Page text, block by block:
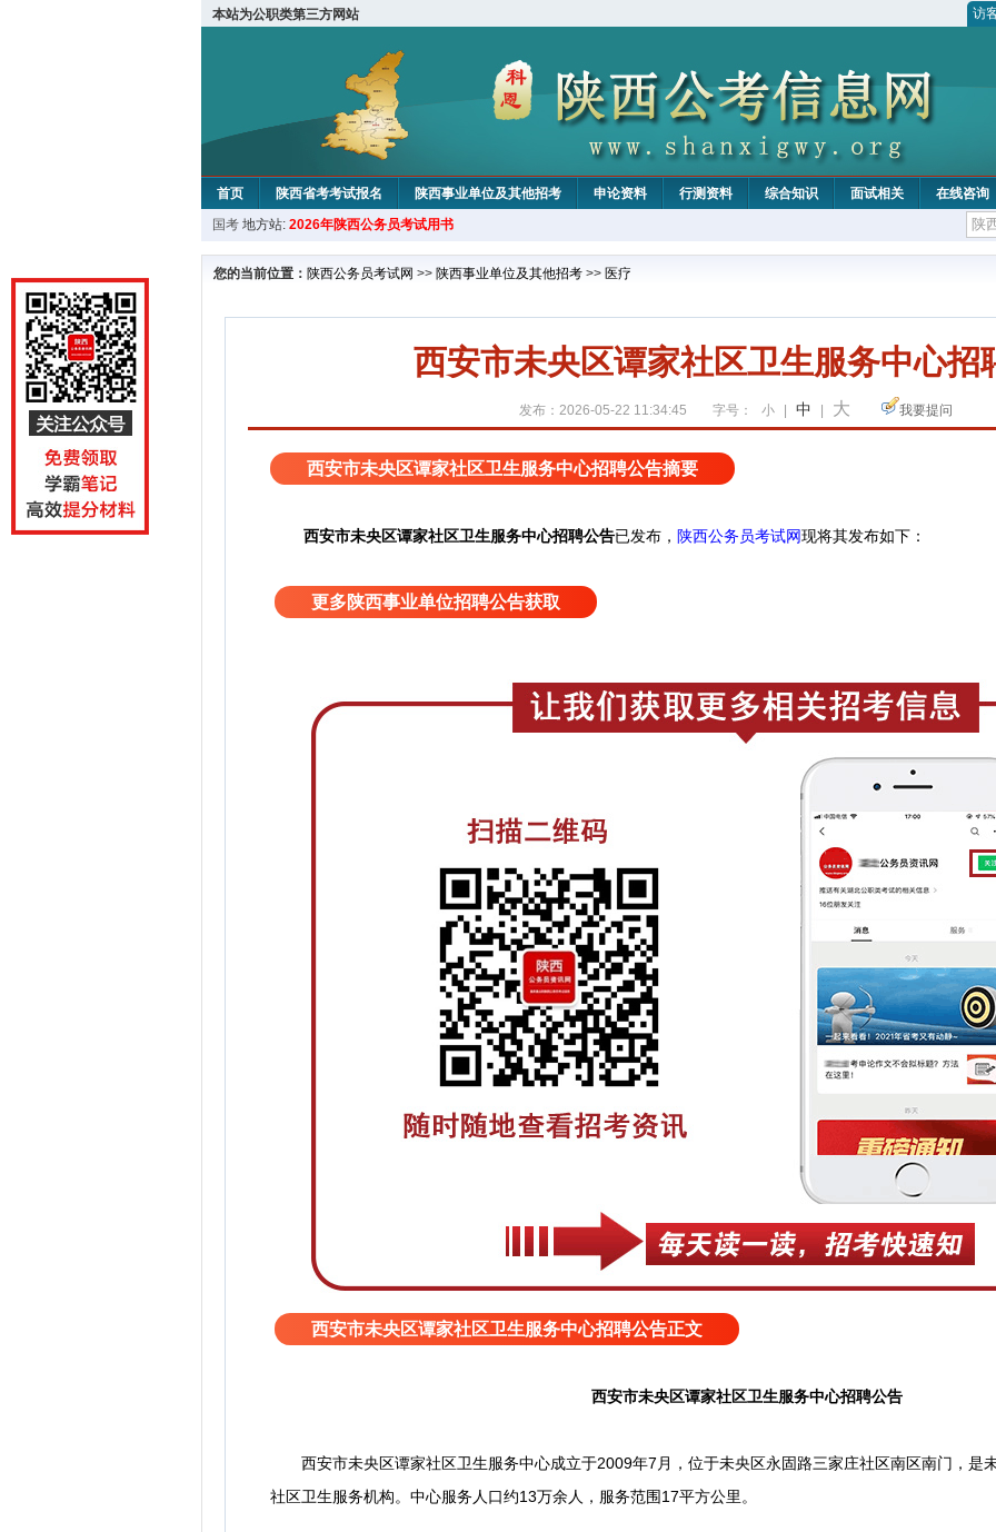
本站为公职类第三方网站 访
首页 陕西省考考试报名 陕西事业单位及其他招考 申论资料 行测资料 综合知识 面试相关
在线咨询
国考 地方站: 2026年陕西公务员考试用书
您的当前位置： 陕西公务员考试网 >> 陕西事业单位及其他招考 >> 医疗
西安市未央区谭家社区卫生服务中心招
发布：2026-05-22 11:34:45 字号： 小 中 大 我要提问
西安市未央区谭家社区卫生服务中心招聘公告摘要
西安市未央区谭家社区卫生服务中心招聘公告已发布， 陕西公务员考试网现将其发布如下：
更多陕西事业单位招聘公告获取
西安市未央区谭家社区卫生服务中心招聘公告正文
西安市未央区谭家社区卫生服务中心招聘公告
西安市未央区谭家社区卫生服务中心成立于2009年7月，位于未央区永固路三家庄社区南区南门，是
社区卫生服务机构。中心服务人口约13万余人，服务范围17平方公里。